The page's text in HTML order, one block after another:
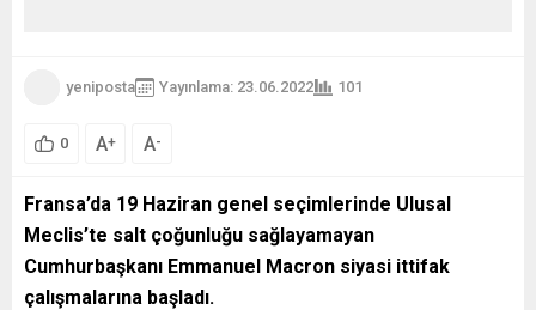
yeniposta Yayınlama: 23.06.2022 101
0 A+ A-
Fransa’da 19 Haziran genel seçimlerinde Ulusal
Meclis’te salt çoğunluğu sağlayamayan
Cumhurbaşkanı Emmanuel Macron siyasi ittifak
çalışmalarına başladı.